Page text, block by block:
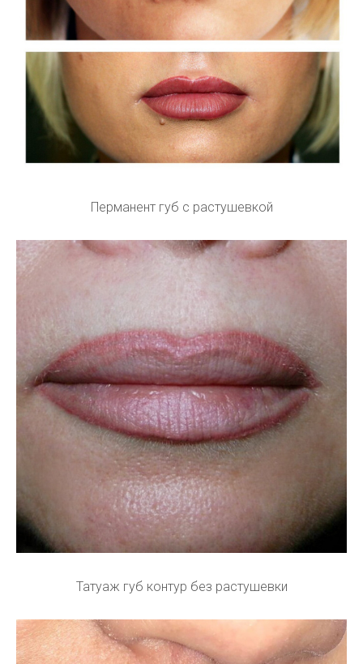
Перманент губ с растушевкой
Татуаж губ контур без растушевки